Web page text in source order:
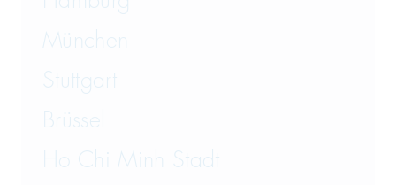
München
Stuttgart
Brüssel
Ho Chi Minh Stadt